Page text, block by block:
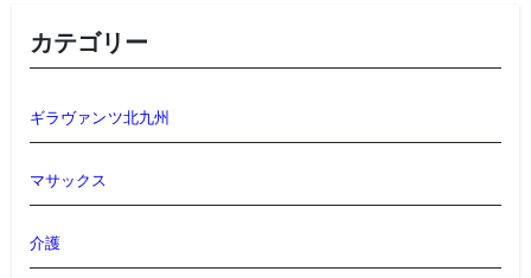
カテゴリー
ギラヴァンツ北九州
マサックス
介護